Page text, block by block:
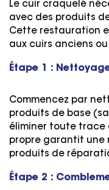
Le cuir craquelé
avec des produits
Cette restauration
aux cuirs anciens
Étape 1 :
Commencez par
produits de base
éliminer toute trace
propre garantit une
produits de
Étape 2 :